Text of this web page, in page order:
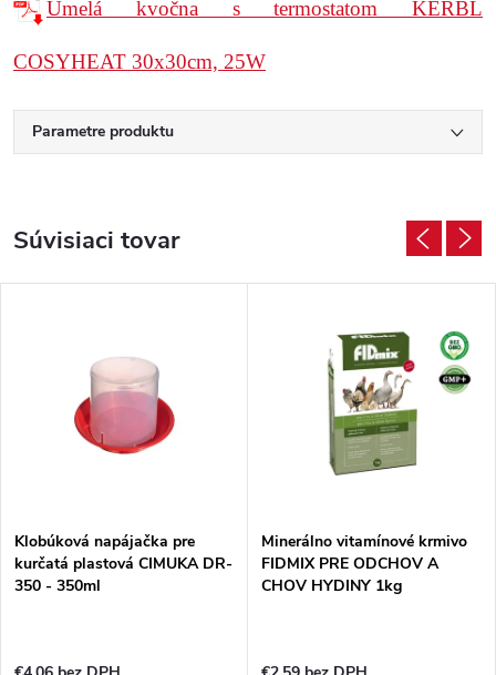
Umelá kvočna s termostatom KERBL
COSYHEAT 30x30cm, 25W
Parametre produktu
Súvisiaci tovar
Klobúková napájačka pre
kurčatá plastová CIMUKA DR-
350 - 350ml
Minerálno vitamínové krmivo
FIDMIX PRE ODCHOV A
CHOV HYDINY 1kg